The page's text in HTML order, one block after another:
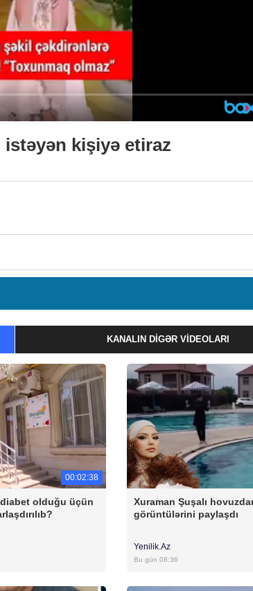
kişiyə etiraz
KANALIN DIGƏR VIDEOLARI
00:02:38
olduğu üçün
Xuraman Şuşalı
görüntülərini paylaşdı
Yenilik.Az
Bu gün 08:36